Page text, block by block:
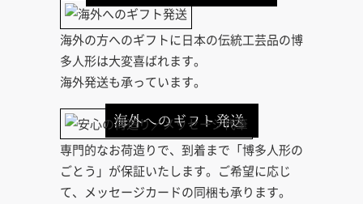
海外へのギフト発送
海外の方へのギフトに日本の伝統工芸品の博
多人形は大変喜ばれます。
海外発送も承っています。
専門的なお荷造りで、到着まで「博多人形の
ごとう」が保証いたします。ご希望に応じ
て、メッセージカードの同梱も承ります。